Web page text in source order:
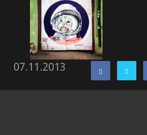
07.11.2013